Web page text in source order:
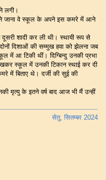
लगी।
जाना वे स्कूल के अपने इस कमरे में आने
शादी कर ली थी। स्थायी रूप से
दिशाओं की सम्मुख हवा को झेलना जब
में आ टिकी थीं। दिग्बिन्दु उनकी प्रभा
स्कूल में उनकी टिकान स्थाई कर दी
में बिताए थे। दर्जी की सुई की
मृत्यु के इतने वर्ष बाद आज भी मैं उन्हीं
सेतु, सितम्बर 2024